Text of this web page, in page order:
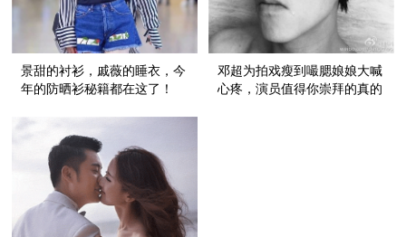
景甜的衬衫，戚薇的睡衣，今
年的防晒衫秘籍都在这了！
邓超为拍戏瘦到嘬腮娘娘大喊
心疼，演员值得你崇拜的真的